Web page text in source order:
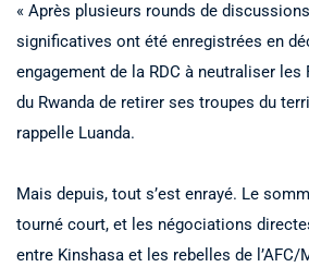
« Après plusieurs rounds de
significatives ont été enregistrées en
engagement de la RDC à neutraliser les
du Rwanda de retirer ses troupes du
rappelle Luanda.
Mais depuis, tout s’est enrayé. Le
tourné court, et les négociations
entre Kinshasa et les rebelles de l’AFC/